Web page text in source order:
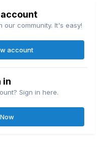
community. It's easy!
account
in
Sign in here.